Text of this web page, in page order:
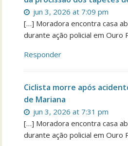
jun 3, 2026 at 7:09 pm
[…] Moradora encontra casa
durante ação policial em Ouro
Responder
Ciclista morre após
de Mariana
jun 3, 2026 at 7:31 pm
[…] Moradora encontra casa
durante ação policial em Ouro